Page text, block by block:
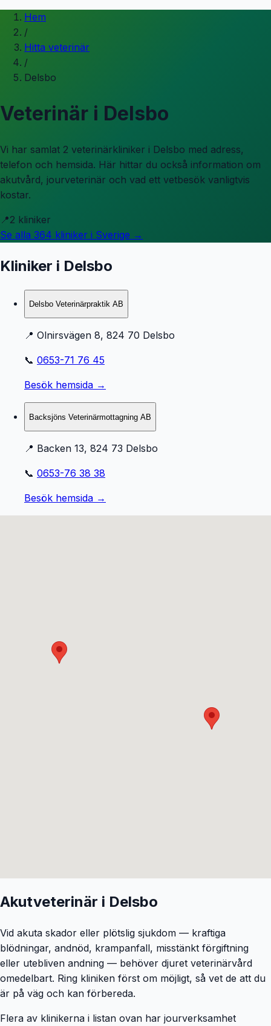
Hem
/
Hitta veterinär
/
Delsbo
Veterinär i Delsbo
Vi har samlat 2 veterinärkliniker i Delsbo med adress,
telefon och hemsida. Här hittar du också information om
akutvård, jourveterinär och vad ett vetbesök vanligtvis
kostar.
📍2 kliniker
Se alla 364 kliniker i Sverige →
Kliniker i Delsbo
Delsbo Veterinärpraktik AB
📍 Olnirsvägen 8, 824 70 Delsbo
📞 0653-71 76 45
Besök hemsida →
Backsjöns Veterinärmottagning AB
📍 Backen 13, 824 73 Delsbo
📞 0653-76 38 38
Besök hemsida →
Akutveterinär i Delsbo
Vid akuta skador eller plötslig sjukdom — kraftiga
blödningar, andnöd, krampanfall, misstänkt förgiftning
eller utebliven andning — behöver djuret veterinärvård
omedelbart. Ring kliniken först om möjligt, så vet de att du
är på väg och kan förbereda.
Flera av klinikerna i listan ovan har jourverksamhet